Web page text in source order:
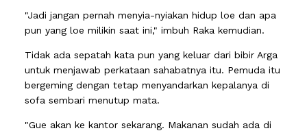
"Jadi jangan pernah menyia-nyiakan hidup loe dan apa
pun yang loe milikin saat ini," imbuh Raka kemudian.
Tidak ada sepatah kata pun yang keluar dari bibir Arga
untuk menjawab perkataan sahabatnya itu. Pemuda itu
bergeming dengan tetap menyandarkan kepalanya di
sofa sembari menutup mata.
"Gue akan ke kantor sekarang. Makanan sudah ada di